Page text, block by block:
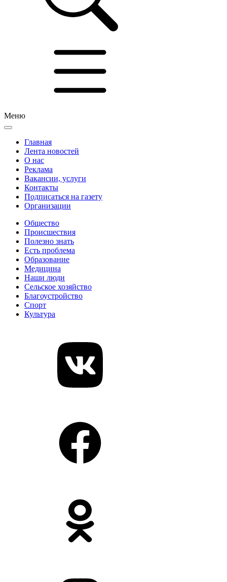
Меню
Главная
Лента новостей
О нас
Реклама
Вакансии, услуги
Контакты
Подписаться на газету
Организации
Общество
Происшествия
Полезно знать
Есть проблема
Образование
Медицина
Наши люди
Сельское хозяйство
Благоустройство
Спорт
Культура